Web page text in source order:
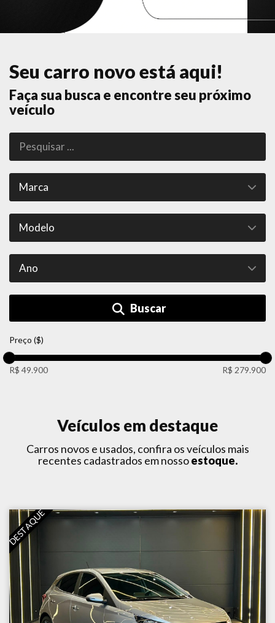
Seu carro novo está aqui!
Faça sua busca e encontre seu próximo
veículo
Buscar
Preço ($)
R$ 49.900 R$ 279.900
Veículos em destaque
Carros novos e usados, confira os veículos mais
recentes cadastrados em nossoestoque.
DESTAQUE